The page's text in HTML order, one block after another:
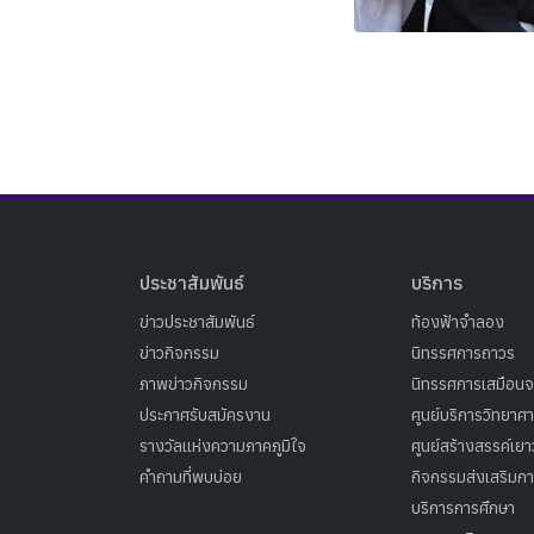
ประชาสัมพันธ์
ข่าวประชาสัมพันธ์
ข่าวกิจกรรม
ภาพข่าวกิจกรรม
ประกาศรับสมัครงาน
รางวัลแห่งความภาคภูมิใจ
คำถามที่พบบ่อย
บริการ
ท้องฟ้าจำลอง
นิทรรศการถาวร
นิทรรศการเสมือน
ศูนย์บริการวิทยาศ
ศูนย์สร้างสรรค์เย
กิจกรรมส่งเสริมก
บริการการศึกษา